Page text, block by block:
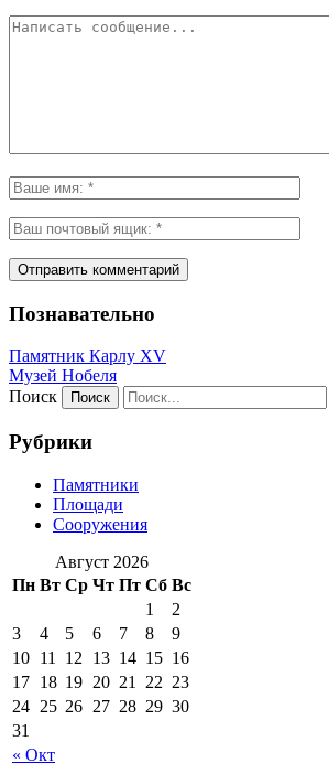
Познавательно
Памятник Карлу XV
Музей Нобеля
Поиск
Рубрики
Памятники
Площади
Сооружения
Август 2026
Пн Вт Ср Чт Пт Сб Вс
« Окт
1
2
3
4 5 6 7 8
9
10 11 12 13 14 15 16
17 18 19 20 21 22 23
24 25 26 27 28 29 30
31